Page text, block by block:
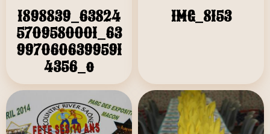
1898839_63824
5709580001_63
9970606399591
4356_o
IMG_8153